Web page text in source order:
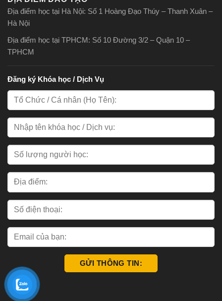
Địa điểm học tại Hà Nội: Số 1 Hoàng Đạo Thúy – Thanh Xuân –
Hà Nội
Địa điểm học tại TPHCM: Số 10 Đường 3/2 – Quận 10 –
TPHCM
Đăng ký Khóa học / Dịch Vụ